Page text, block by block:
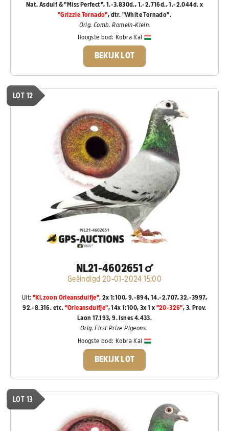
Nat. Asduif & "Miss Perfect", 1.-3.830d., 1.-2.716d., 1.-2.044d. x
"Grizzle Tornado", dtr. "White Tornado".
Orig. Comb. Romein-Klein.
Hoogste bod:Kobra Kai
BEKIJK LOT
LOT 12
NL21-4602651
Geëindigd 20-01-2024 15:00
Uit: "Kl.zoon Orleansduifje", 2x 1:100, 9.-894, 14.-2.707, 32.-3997,
92.-8.316. etc. "Orleansduifje", 14x 1:100, 3x 1 x "20-326", 3. Prov.
Laon 17.193, 9. Isnes 4.433.
Orig. First Prize Pigeons.
Hoogste bod:Kobra Kai
BEKIJK LOT
LOT 13